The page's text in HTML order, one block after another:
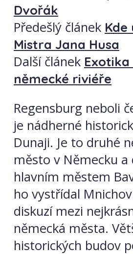
Dvořák
Předešlý článek Kde
Mistra Jana Husa
Další článek Exotika
německé riviéře
Regensburg neboli
je nádherné
Dunaji. Je to druhé
město v Německu
hlavním městem
ho vystřídal
diskuzí mezi
německá města.
historických budov